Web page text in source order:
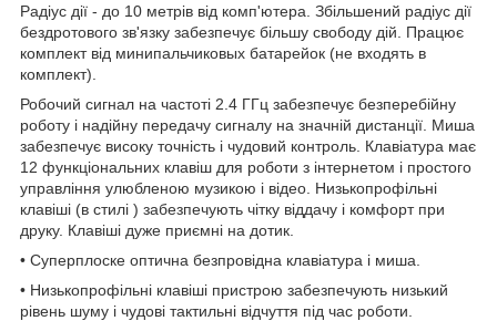
Радіус дії - до 10 метрів від комп'ютера. Збільшений радіус дії
бездротового зв'язку забезпечує більшу свободу дій. Працює
комплект від минипальчиковых батарейок (не входять в
комплект).
Робочий сигнал на частоті 2.4 ГГц забезпечує безперебійну
роботу і надійну передачу сигналу на значній дистанції. Миша
забезпечує високу точність і чудовий контроль. Клавіатура має
12 функціональних клавіш для роботи з інтернетом і простого
управління улюбленою музикою і відео. Низькопрофільні
клавіші (в стилі ) забезпечують чітку віддачу і комфорт при
друку. Клавіші дуже приємні на дотик.
• Суперплоске оптична безпровідна клавіатура і миша.
• Низькопрофільні клавіші пристрою забезпечують низький
рівень шуму і чудові тактильні відчуття під час роботи.